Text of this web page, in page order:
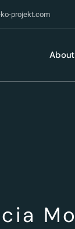
projekt.com